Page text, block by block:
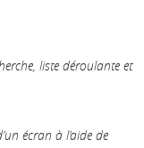
liste déroulante et
écran à l’aide de